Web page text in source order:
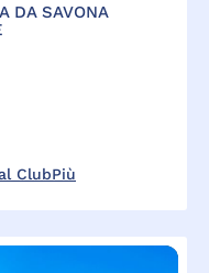
DA SAVONA
ClubPiù